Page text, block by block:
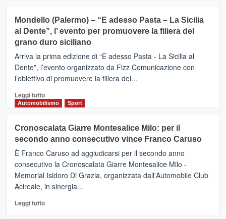
e
messaggi
di
CASTIGLIONE
DI
SICILIA
(Ct)
–
Il
Borgo
Gusto,
il
tra
sapori
vicoli
medievali
Mondello (Palermo) – “E adesso Pasta – La Sicilia
al Dente”, l’ evento per promuovere la filiera del
grano duro siciliano
Arriva la prima edizione di “E adesso Pasta - La Sicilia al
Dente”, l’evento organizzato da Fizz Comunicazione con
l’obiettivo di promuovere la filiera del...
Leggi tuttoLeggi
di
Mondello
(Palermo)
–
“E
adesso
Pasta
–
Sicilia
Automobilismo Sport
Cronoscalata Giarre Montesalice Milo: per il
secondo anno consecutivo vince Franco Caruso
È Franco Caruso ad aggiudicarsi per il secondo anno
consecutivo la Cronoscalata Giarre Montesalice Milo -
Memorial Isidoro Di Grazia, organizzata dall'Automobile Club
Acireale, in sinergia...
Leggi tuttoLeggi